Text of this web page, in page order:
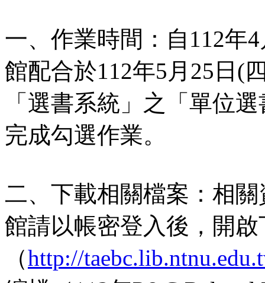
一、作業時間：自112年
館配合於112年5月25日(
「選書系統」之「單位
完成勾選作業。
二、下載相關檔案：相
館請以帳密登入後，開
（http://